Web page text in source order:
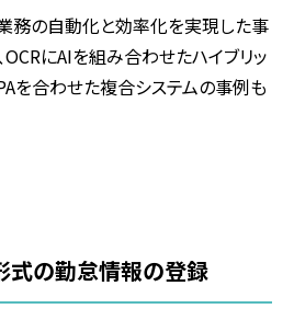
務の自動化と効率化を実現した事
OCRにAIを組み合わせたハイブリッ
を合わせた複合システムの事例も
式の勤怠情報の登録